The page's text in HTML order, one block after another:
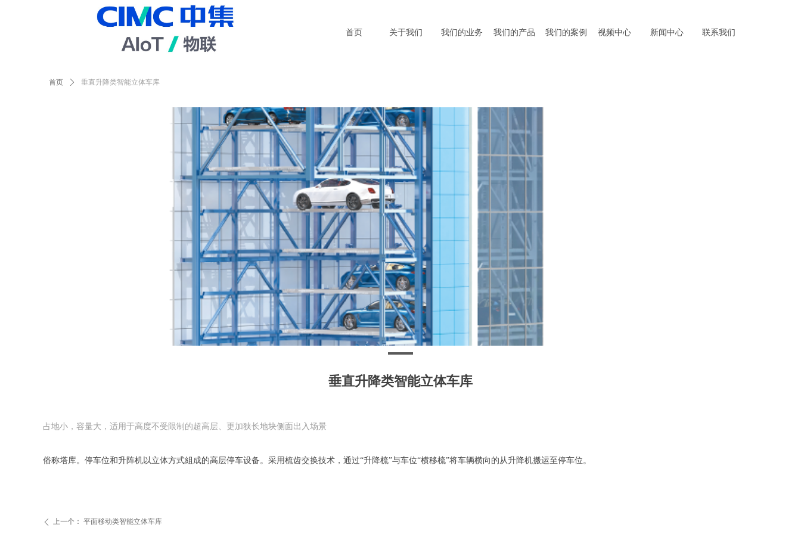
首页 关于我们 我们的业务 我们的产品 我们的案例 视频中心 新闻中心 联系我们
首页 ꄲ 垂直升降类智能立体车库
垂直升降类智能立体车库
占地小，容量大，适用于高度不受限制的超高层、更加狭长地块侧面出入场景
ꄴ 上一个： 平面移动类智能立体车库
俗称塔库。停车位和升阵机以立体方式組成的高层停车设备。采用梳齿交换技术，通过“升降梳”与车位“横移梳”将车辆横向的从升降机搬运至停车位。